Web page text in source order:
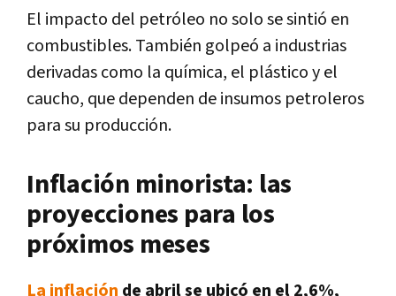
El impacto del petróleo no solo se sintió en
combustibles. También golpeó a industrias
derivadas como la química, el plástico y el
caucho, que dependen de insumos petroleros
para su producción.
Inflación minorista: las
proyecciones para los
próximos meses
La inflación de abril se ubicó en el 2,6%,